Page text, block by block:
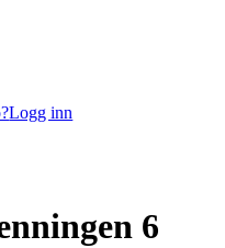
Logg inn
6